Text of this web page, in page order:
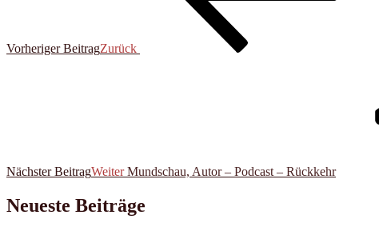
Vorheriger BeitragZurück
Nächster BeitragWeiter Mundschau, Autor – Podcast – Rückkehr
Neueste Beiträge